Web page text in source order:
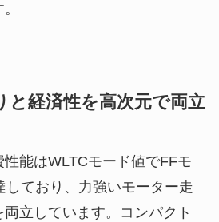
と経済性を高次元で両立
能はWLTCモード値でFFモ
しており、力強いモーター走
立しています。コンパクト